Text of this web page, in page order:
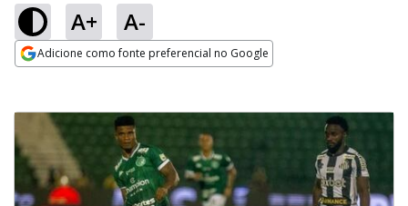
A+ A-
Adicione como fonte preferencial no Google